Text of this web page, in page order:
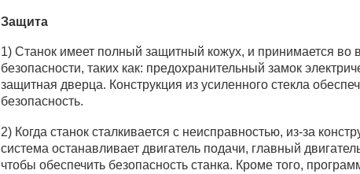
Защита
1) Станок имеет полный защитный кожух, и принимается
безопасности, таких как: предохранительный замок
защитная дверца. Конструкция из усиленного стекла
безопасность.
2) Когда станок сталкивается с неисправностью, из-за
система останавливает двигатель подачи, главный
чтобы обеспечить безопасность станка. Кроме того,